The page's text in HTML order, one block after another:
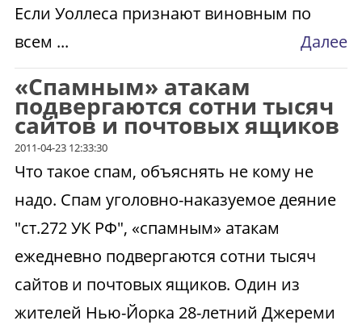
Если Уоллеса признают виновным по
всем ...
Далее
«Спамным» атакам
подвергаются сотни тысяч
сайтов и почтовых ящиков
2011-04-23 12:33:30
Что такое спам, объяснять не кому не
надо. Спам уголовно-наказуемое деяние
"ст.272 УК РФ", «спамным» атакам
ежедневно подвергаются сотни тысяч
сайтов и почтовых ящиков. Один из
жителей Нью-Йорка 28-летний Джереми